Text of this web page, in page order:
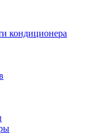
кондиционера